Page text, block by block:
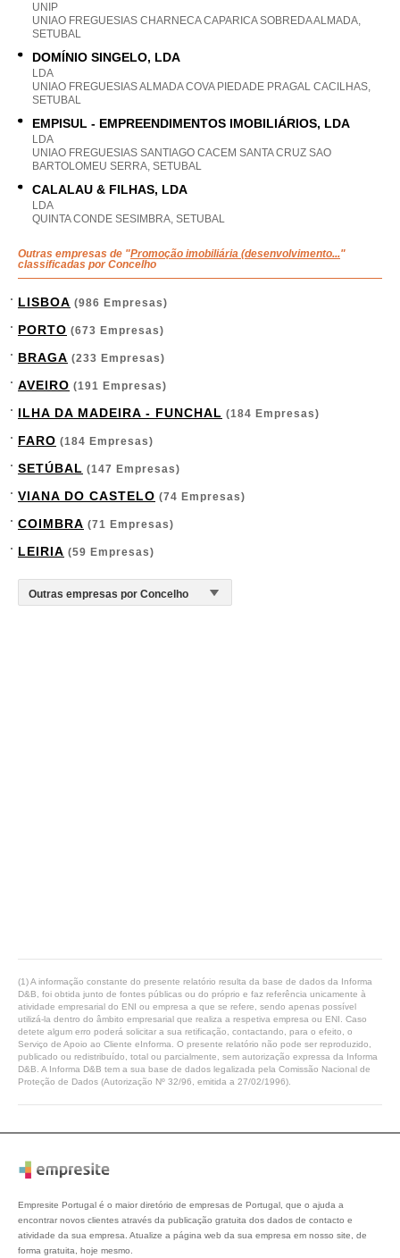
UNIP
UNIAO FREGUESIAS CHARNECA CAPARICA SOBREDA ALMADA,
SETUBAL
DOMÍNIO SINGELO, LDA
LDA
UNIAO FREGUESIAS ALMADA COVA PIEDADE PRAGAL CACILHAS,
SETUBAL
EMPISUL - EMPREENDIMENTOS IMOBILIÁRIOS, LDA
LDA
UNIAO FREGUESIAS SANTIAGO CACEM SANTA CRUZ SAO
BARTOLOMEU SERRA, SETUBAL
CALALAU & FILHAS, LDA
LDA
QUINTA CONDE SESIMBRA, SETUBAL
Outras empresas de "Promoção imobiliária (desenvolvimento..."
classificadas por Concelho
LISBOA (986 Empresas)
PORTO (673 Empresas)
BRAGA (233 Empresas)
AVEIRO (191 Empresas)
ILHA DA MADEIRA - FUNCHAL (184 Empresas)
FARO (184 Empresas)
SETÚBAL (147 Empresas)
VIANA DO CASTELO (74 Empresas)
COIMBRA (71 Empresas)
LEIRIA (59 Empresas)
(1) A informação constante do presente relatório resulta da base de dados da Informa
D&B, foi obtida junto de fontes públicas ou do próprio e faz referência unicamente à
atividade empresarial do ENI ou empresa a que se refere, sendo apenas possível
utilizá-la dentro do âmbito empresarial que realiza a respetiva empresa ou ENI. Caso
detete algum erro poderá solicitar a sua retificação, contactando, para o efeito, o
Serviço de Apoio ao Cliente eInforma. O presente relatório não pode ser reproduzido,
publicado ou redistribuído, total ou parcialmente, sem autorização expressa da Informa
D&B. A Informa D&B tem a sua base de dados legalizada pela Comissão Nacional de
Proteção de Dados (Autorização Nº 32/96, emitida a 27/02/1996).
Empresite Portugal é o maior diretório de empresas de Portugal, que o ajuda a
encontrar novos clientes através da publicação gratuita dos dados de contacto e
atividade da sua empresa. Atualize a página web da sua empresa em nosso site, de
forma gratuita, hoje mesmo.